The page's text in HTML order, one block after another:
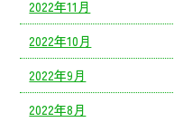
2022年11月
2022年10月
2022年9月
2022年8月